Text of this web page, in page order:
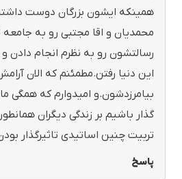
همینکه ایشون بزرگان دوست
محمدیان و اقا مجتبی رو به
رسالتشون رو به نظرم انجام دادن و
این دنیا رفتن.مطمئنم که الان
بیامرزدشون.و امیدوارم که همگی
گذار باشیم بر زندگی دیگران
تربیت چنین اساتیدی تاثیرگذار
پاسخ